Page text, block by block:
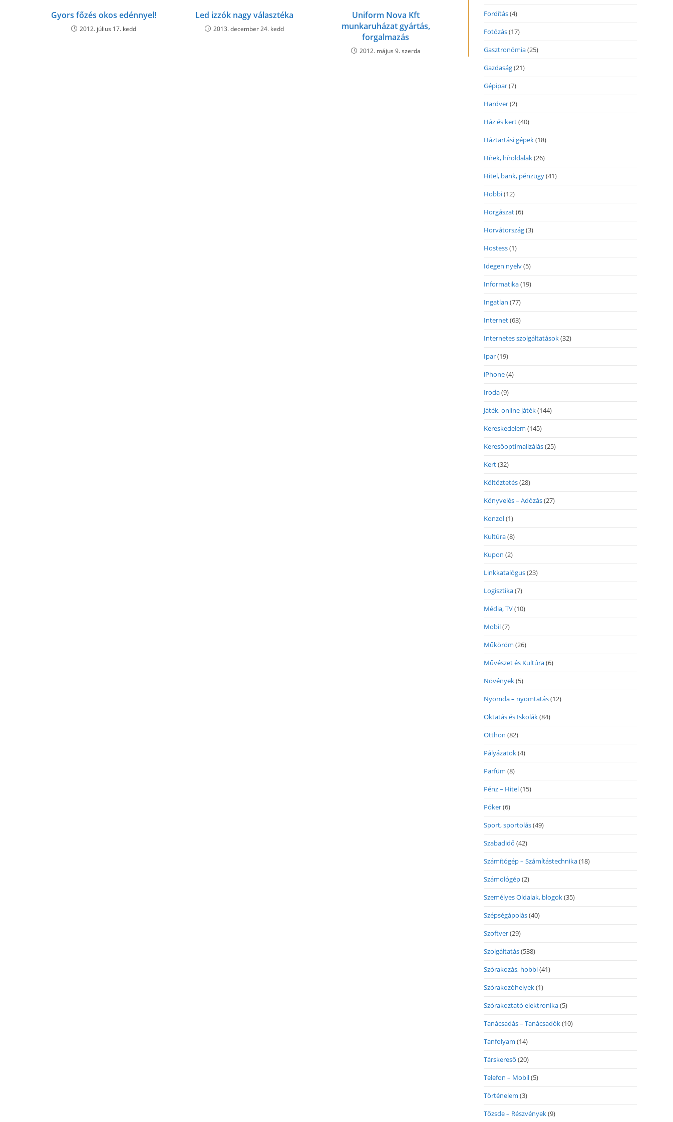
Gyors főzés okos edénnyel!
2012. július 17. kedd
Led izzók nagy választéka
2013. december 24. kedd
Uniform Nova Kft
munkaruházat gyártás,
forgalmazás
2012. május 9. szerda
Fordítás(4)
Fotózás(17)
Gasztronómia(25)
Gazdaság(21)
Gépipar(7)
Hardver(2)
Ház és kert(40)
Háztartási gépek(18)
Hírek, híroldalak(26)
Hitel, bank, pénzügy(41)
Hobbi(12)
Horgászat(6)
Horvátország(3)
Hostess(1)
Idegen nyelv(5)
Informatika(19)
Ingatlan (77)
Internet(63)
Internetes szolgáltatások(32)
Ipar(19)
iPhone(4)
Iroda(9)
Játék, online játék(144)
Kereskedelem (145)
Keresőoptimalizálás(25)
Kert(32)
Költöztetés(28)
Könyvelés – Adózás(27)
Konzol(1)
Kultúra(8)
Kupon (2)
Linkkatalógus(23)
Logisztika(7)
Média, TV(10)
Mobil(7)
Műköröm (26)
Művészet és Kultúra(6)
Növények(5)
Nyomda – nyomtatás(12)
Oktatás és Iskolák(84)
Otthon (82)
Pályázatok(4)
Parfüm (8)
Pénz – Hitel(15)
Póker(6)
Sport, sportolás(49)
Szabadidő (42)
Számítógép – Számítástechnika(18)
Számológép(2)
Személyes Oldalak, blogok(35)
Szépségápolás(40)
Szoftver(29)
Szolgáltatás(538)
Szórakozás, hobbi(41)
Szórakozóhelyek(1)
Szórakoztató elektronika(5)
Tanácsadás – Tanácsadók(10)
Tanfolyam (14)
Társkereső (20)
Telefon – Mobil(5)
Történelem (3)
Tőzsde – Részvények(9)